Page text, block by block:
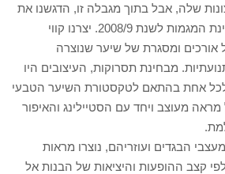
שלה, אבל בתוך מגבלה זו, הדגשנו את
המסרים העדכניים מבחינת המגמות לשנת 2008/9. יצרנו קווי
אורכים ומסגרת של שיער שנוצרה
מבחינת תסרוקות, העיצובים היו
ולכל אחת בהתאם לטקסטורת השיער הטבעי
מראה מעוצב ויחד עם הסטיילינג והאיפור
הבגדים ועוזריהם, נוצרו מראות
קצב ההופעות והיציאות של הבנות אל